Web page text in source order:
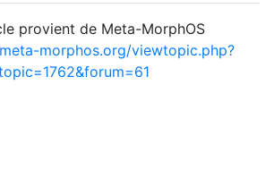
provient de Meta-MorphOS
morphos.org/viewtopic.php?